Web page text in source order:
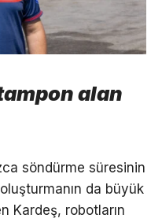
alan
söndürme süresinin
da büyük
Kardeş, robotların